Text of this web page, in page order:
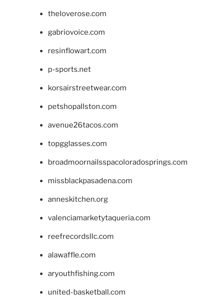
theloverose.com
gabriovoice.com
resinflowart.com
p-sports.net
korsairstreetwear.com
petshopallston.com
avenue26tacos.com
topgglasses.com
broadmoornailsspacoloradosprings.com
missblackpasadena.com
anneskitchen.org
valenciamarketytaqueria.com
reefrecordsllc.com
alawaffle.com
aryouthfishing.com
united-basketball.com